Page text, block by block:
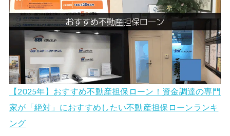
【2025年】おすすめ不動産担保ローン！資金調達の専門
家が「絶対」におすすめしたい不動産担保ローンランキ
ング